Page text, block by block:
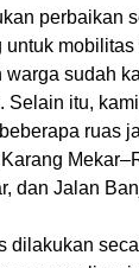
perbaikan
mobilitas
warga sudah
Selain itu,
ruas
dan Jalan
dilakukan